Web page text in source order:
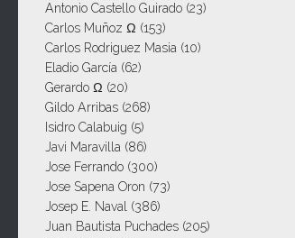
Antonio Castello Guirado (23)
Carlos Muñoz Ω (153)
Carlos Rodriguez Masia (10)
Eladio García (62)
Gerardo Ω (20)
Gildo Arribas (268)
Isidro Calabuig (5)
Javi Maravilla (86)
Jose Ferrando (300)
Jose Sapena Oron (73)
Josep E. Naval (386)
Juan Bautista Puchades (205)